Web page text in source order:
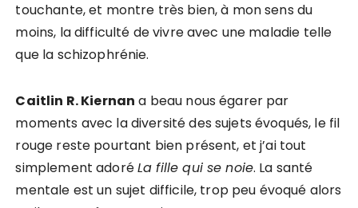
touchante, et montre très bien, à mon sens du
moins, la difficulté de vivre avec une maladie telle
que la schizophrénie.
Caitlin R. Kiernan a beau nous égarer par
moments avec la diversité des sujets évoqués, le fil
rouge reste pourtant bien présent, et j’ai tout
simplement adoréLa fille qui se noie. La santé
mentale est un sujet difficile, trop peu évoqué alors